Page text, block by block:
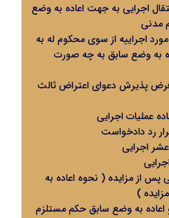
اجرایی به جهت اعاده به وضع
مدنی
اجراییه از سوی محکوم له به
به وضع سابق به چه صورت
فرض پذیرش دعوای اعتراض ثالث
عملیات اجرایی
رد دادخواست
عشر اجرایی
پس از مزایده ( نحوه اعاده به
)
و اعاده به وضع سابق حکم مستلزم